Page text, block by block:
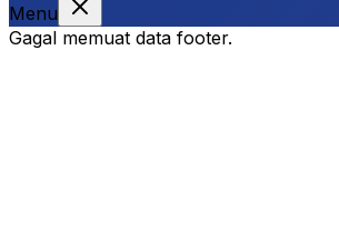
Menu
Gagal memuat data footer.